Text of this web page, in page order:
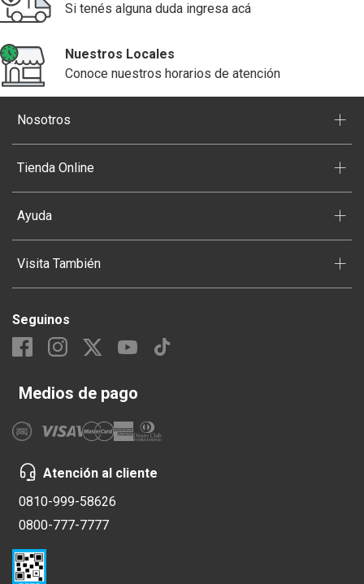
Si tenés alguna duda ingresa acá
Nuestros Locales
Conoce nuestros horarios de atención
Nosotros +
Tienda Online +
Ayuda +
Visita También +
Seguinos
Medios de pago
Atención al cliente
0810-999-58626
0800-777-7777